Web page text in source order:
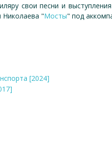
свои песни и
Николаева "Мосты" под
[2024]